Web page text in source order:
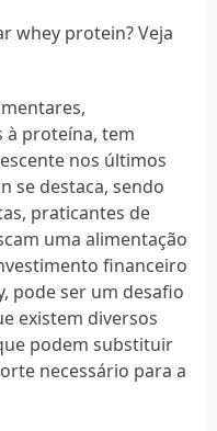
whey protein? Veja
à proteína, tem
nos últimos
se destaca, sendo
praticantes de
uma alimentação
financeiro
pode ser um desafio
existem diversos
podem substituir
necessário para a